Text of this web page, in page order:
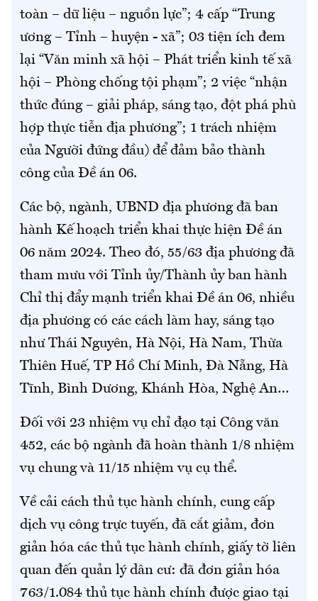
toàn – dữ liệu – nguồn lực”; 4 cấp “Trung
ương – Tỉnh – huyện - xã”; 03 tiện ích đem
lại “Văn minh xã hội – Phát triển kinh tế xã
hội – Phòng chống tội phạm”; 2 việc “nhận
thức đúng – giải pháp, sáng tạo, đột phá phù
hợp thực tiễn địa phương”; 1 trách nhiệm
của Người đứng đầu) để đảm bảo thành
công của Đề án 06.
Các bộ, ngành, UBND địa phương đã ban
hành Kế hoạch triển khai thực hiện Đề án
06 năm 2024. Theo đó, 55/63 địa phương đã
tham mưu với Tỉnh ủy/Thành ủy ban hành
Chỉ thị đẩy mạnh triển khai Đề án 06, nhiều
địa phương có các cách làm hay, sáng tạo
như Thái Nguyên, Hà Nội, Hà Nam, Thừa
Thiên Huế, TP Hồ Chí Minh, Đà Nẵng, Hà
Tĩnh, Bình Dương, Khánh Hòa, Nghệ An…
Đối với 23 nhiệm vụ chỉ đạo tại Công văn
452, các bộ ngành đã hoàn thành 1/8 nhiệm
vụ chung và 11/15 nhiệm vụ cụ thể.
Về cải cách thủ tục hành chính, cung cấp
dịch vụ công trực tuyến, đã cắt giảm, đơn
giản hóa các thủ tục hành chính, giấy tờ liên
quan đến quản lý dân cư: đã đơn giản hóa
763/1.084 thủ tục hành chính được giao tại